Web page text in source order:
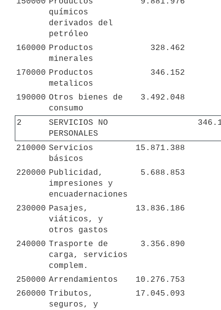
químicos
derivados del
petróleo
160000 Productos
minerales
328.462
170000 Productos
metalicos
346.152
190000 Otros bienes de
consumo
3.492.048
2
SERVICIOS NO
PERSONALES
210000 Servicios
básicos
15.871.388
220000 Publicidad,
impresiones y
encuadernaciones
5.688.853
230000 Pasajes,
viáticos, y
otros gastos
13.836.186
240000 Trasporte de
carga, servicios
complem.
3.356.890
250000 Arrendamientos
10.276.753
260000 Tributos,
seguros, y
17.045.093